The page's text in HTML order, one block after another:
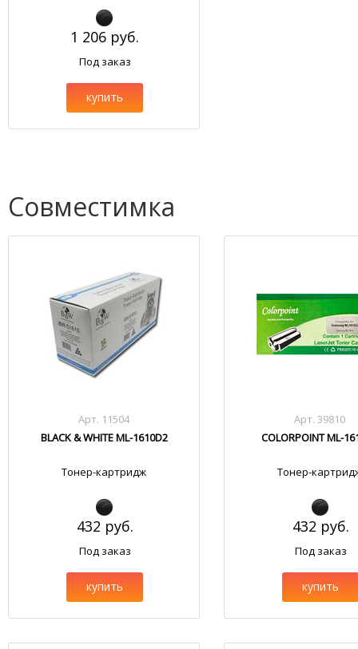
1 206 руб.
Под заказ
купить
Совместимка
Арт. 11504
BLACK & WHITE ML-1610D2
Тонер-картридж
432 руб.
Под заказ
купить
Арт. 39810
COLORPOINT ML-
Тонер-
432 руб.
Под заказ
купить